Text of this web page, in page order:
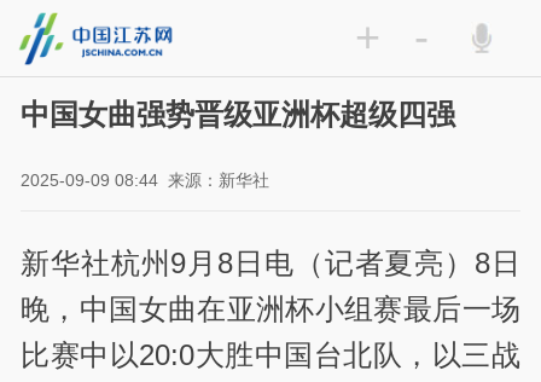
+ -
中国女曲强势晋级亚洲杯超级四强
2025-09-09 08:44 来源：新华社
新华社杭州9月8日电（记者夏亮）8日
晚，中国女曲在亚洲杯小组赛最后一场
比赛中以20:0大胜中国台北队，以三战